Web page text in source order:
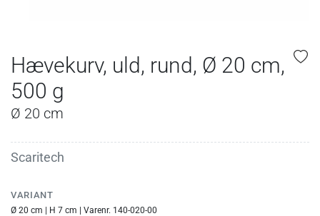
Hævekurv, uld, rund, Ø 20 cm,
500 g
Ø 20 cm
Scaritech
VARIANT
Ø 20 cm | H 7 cm | Varenr. 140-020-00